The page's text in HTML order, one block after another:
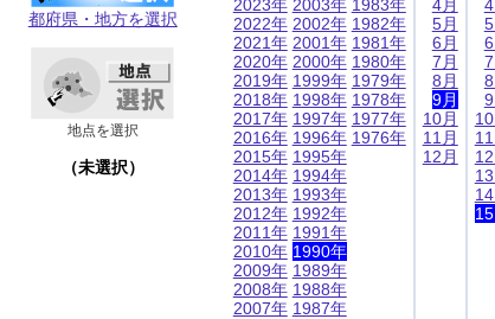
都府県・地方を選択
地点を選択
（未選択）
2023年
2022年
2021年
2020年
2019年
2018年
2017年
2016年
2015年
2014年
2013年
2012年
2011年
2010年
2009年
2008年
2007年
2003年
2002年
2001年
2000年
1999年
1998年
1997年
1996年
1995年
1994年
1993年
1992年
1991年
1990年
1989年
1988年
1987年
1983年
1982年
1981年
1980年
1979年
1978年
1977年
1976年
4月
5月
6月
7月
8月
9月
10月
11月
12月